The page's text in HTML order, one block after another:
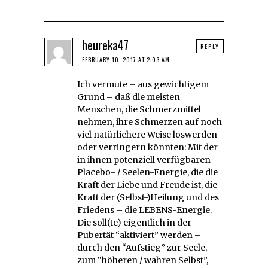
heureka47
FEBRUARY 10, 2017 AT 2:03 AM
Ich vermute – aus gewichtigem
Grund – daß die meisten
Menschen, die Schmerzmittel
nehmen, ihre Schmerzen auf noch
viel natürlichere Weise loswerden
oder verringern könnten: Mit der
in ihnen potenziell verfügbaren
Placebo- / Seelen-Energie, die die
Kraft der Liebe und Freude ist, die
Kraft der (Selbst-)Heilung und des
Friedens – die LEBENS-Energie.
Die soll(te) eigentlich in der
Pubertät “aktiviert” werden –
durch den “Aufstieg” zur Seele,
zum “höheren / wahren Selbst”,
REPLY